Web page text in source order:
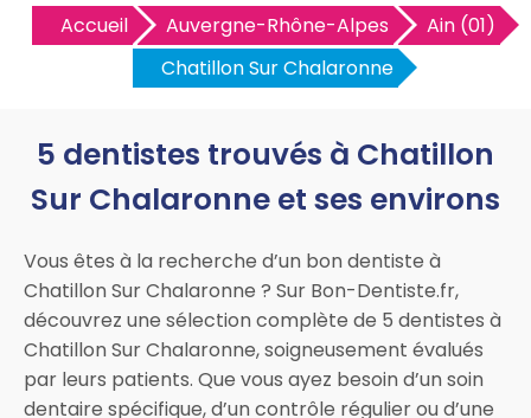
Accueil Auvergne-Rhône-Alpes
Ain (01)
Chatillon Sur Chalaronne
5 dentistes trouvés à Chatillon
Sur Chalaronne et ses environs
Vous êtes à la recherche d’un bon dentiste à
Chatillon Sur Chalaronne ? Sur Bon-Dentiste.fr,
découvrez une sélection complète de 5 dentistes à
Chatillon Sur Chalaronne, soigneusement évalués
par leurs patients. Que vous ayez besoin d’un soin
dentaire spécifique, d’un contrôle régulier ou d’une